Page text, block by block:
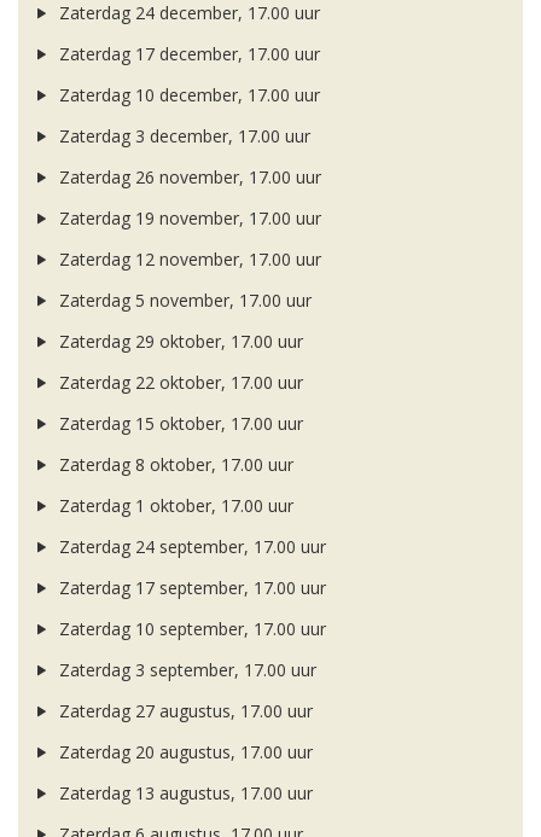
Zaterdag 24 december, 17.00 uur
Zaterdag 17 december, 17.00 uur
Zaterdag 10 december, 17.00 uur
Zaterdag 3 december, 17.00 uur
Zaterdag 26 november, 17.00 uur
Zaterdag 19 november, 17.00 uur
Zaterdag 12 november, 17.00 uur
Zaterdag 5 november, 17.00 uur
Zaterdag 29 oktober, 17.00 uur
Zaterdag 22 oktober, 17.00 uur
Zaterdag 15 oktober, 17.00 uur
Zaterdag 8 oktober, 17.00 uur
Zaterdag 1 oktober, 17.00 uur
Zaterdag 24 september, 17.00 uur
Zaterdag 17 september, 17.00 uur
Zaterdag 10 september, 17.00 uur
Zaterdag 3 september, 17.00 uur
Zaterdag 27 augustus, 17.00 uur
Zaterdag 20 augustus, 17.00 uur
Zaterdag 13 augustus, 17.00 uur